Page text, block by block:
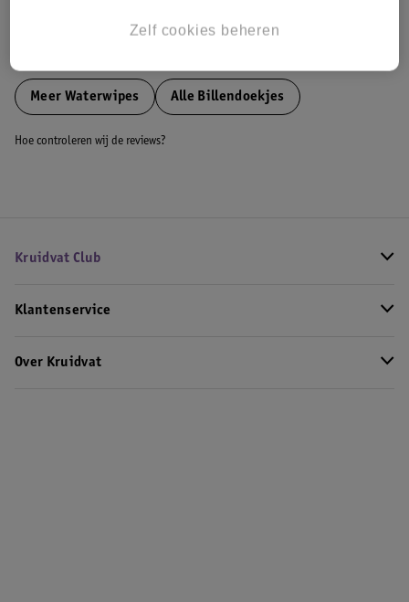
Meer Waterwipes Alle Billendoekjes
Hoe controleren wij de reviews?
Kruidvat Club
Klantenservice
Over Kruidvat
Zelf cookies beheren